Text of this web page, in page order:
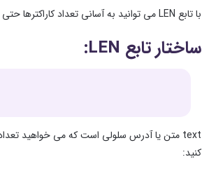
با تابع LEN می توانید به آسانی تعداد کاراکترها حتی کاراکترهای خاص را در یک سلول شمارش کنید.
ساختار تابع LEN:
کنید: